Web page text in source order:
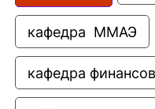
кафедра  ММАЭ
кафедра